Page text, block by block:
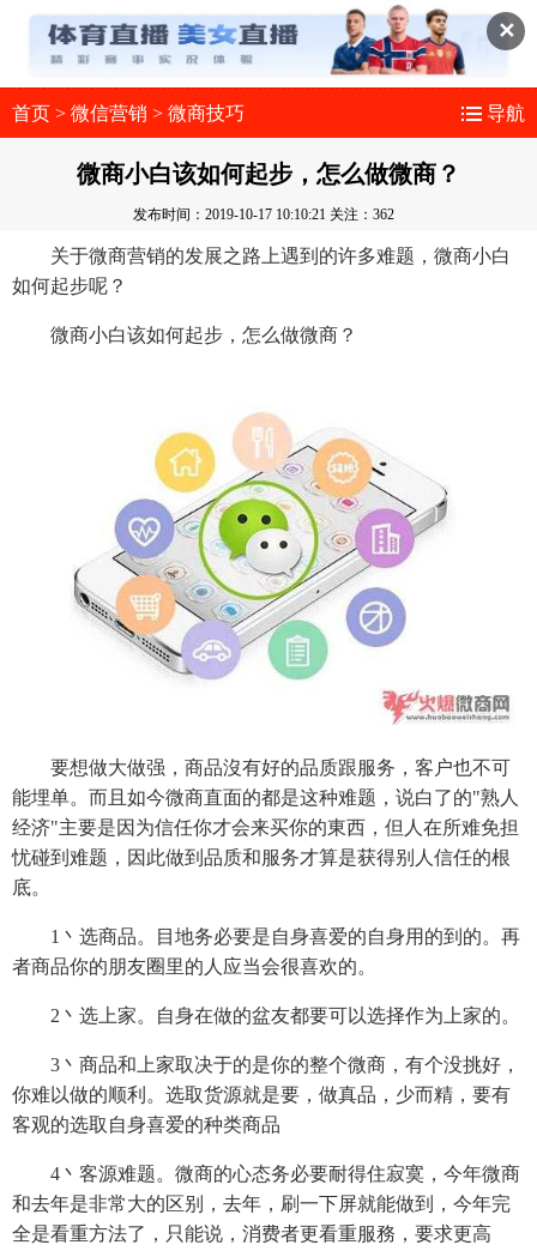
✕
首页 > 微信营销 > 微商技巧 导航
微商小白该如何起步，怎么做微商？
发布时间：2019-10-17 10:10:21 关注：362
关于微商营销的发展之路上遇到的许多难题，微商小白
如何起步呢？
微商小白该如何起步，怎么做微商？
要想做大做强，商品沒有好的品质跟服务，客户也不可
能埋单。而且如今微商直面的都是这种难题，说白了的"熟人
经济"主要是因为信任你才会来买你的東西，但人在所难免担
忧碰到难题，因此做到品质和服务才算是获得别人信任的根
底。
1丶选商品。目地务必要是自身喜爱的自身用的到的。再
者商品你的朋友圈里的人应当会很喜欢的。
2丶选上家。自身在做的盆友都要可以选择作为上家的。
3丶商品和上家取决于的是你的整个微商，有个没挑好，
你难以做的顺利。选取货源就是要，做真品，少而精，要有
客观的选取自身喜爱的种类商品
4丶客源难题。微商的心态务必要耐得住寂寞，今年微商
和去年是非常大的区别，去年，刷一下屏就能做到，今年完
全是看重方法了，只能说，消费者更看重服務，要求更高